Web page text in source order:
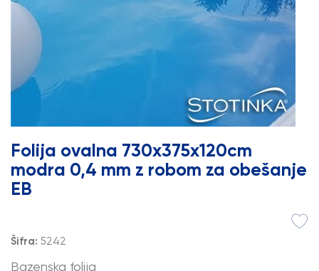
Folija ovalna 730x375x120cm
modra 0,4 mm z robom za obešanje
EB
Šifra: 5242
Bazenska folija